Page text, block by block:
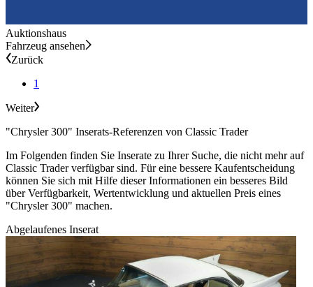
Auktionshaus
Fahrzeug ansehen
Zurück
1
Weiter
"Chrysler 300" Inserats-Referenzen von Classic Trader
Im Folgenden finden Sie Inserate zu Ihrer Suche, die nicht mehr auf
Classic Trader verfügbar sind. Für eine bessere Kaufentscheidung
können Sie sich mit Hilfe dieser Informationen ein besseres Bild
über Verfügbarkeit, Wertentwicklung und aktuellen Preis eines
"Chrysler 300" machen.
Abgelaufenes Inserat